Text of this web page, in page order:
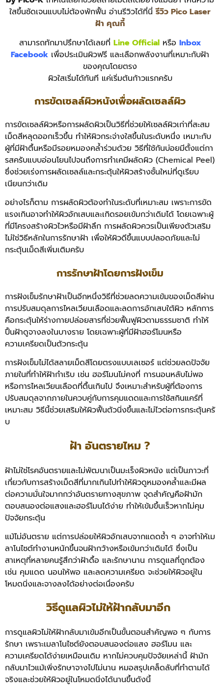
ใสขึ้นชัดเจนแบบไม่ต้องพักฟื้น อ่านรีวิวได้ที่นี่รีวิว Pico Laser
ฝ้า คุณกี้
สามารถทักมาปรึกษาได้เลยที่ Line Officialหรือ Inbox
Facebook เพื่อประเมินผิวฟรี และเลือกพลังงานที่เหมาะกับฝ้า
ของคุณโดยตรง
ผิวใสเริ่มได้ทันที แค่เริ่มต้นก้าวแรกครับ
การขัดเซลล์ผิวหนังเพื่อผลัดเซลล์ผิว
การขัดเซลล์ผิวหรือการผลัดผิวเป็นวิธีที่ช่วยให้เซลล์ผิวเก่าที่สะสม
เม็ดสีหลุดออกเร็วขึ้น ทำให้ผิวกระจ่างใสขึ้นในระดับหนึ่ง เหมาะกับ
ผู้ที่มีฝ้าตื้นหรือมีรอยหมองคล้ำร่วมด้วย วิธีที่ใช้กันบ่อยมีตั้งแต่กา
รสครับแบบอ่อนโยนไปจนถึงการทำเคมีผลัดผิว (Chemical Peel)
ซึ่งช่วยเร่งการผลัดเซลล์และกระตุ้นให้ผิวสร้างชั้นใหม่ที่ดูเรียบ
เนียนกว่าเดิม
อย่างไรก็ตาม การผลัดผิวต้องทำในระดับที่เหมาะสม เพราะการขัด
แรงเกินอาจทำให้ผิวอักเสบและเกิดรอยเข้มกว่าเดิมได้ โดยเฉพาะผู้
ที่มีโครงสร้างผิวไวหรือมีฝ้าลึก การผลัดผิวควรเป็นเพียงตัวเสริม
ไม่ใช่วิธีหลักในการรักษาฝ้า เพื่อให้ผิวดีขึ้นแบบปลอดภัยและไม่
กระตุ้นเม็ดสีเพิ่มเติมครับ
การรักษาฝ้าโดยการฝังเข็ม
การฝังเข็มรักษาฝ้าเป็นอีกหนึ่งวิธีที่ช่วยลดความเข้มของเม็ดสีผ่าน
การปรับสมดุลการไหลเวียนเลือดและลดการอักเสบใต้ผิว หลักการ
คือกระตุ้นให้ร่างกายปล่อยสารที่ช่วยฟื้นฟูผิวตามธรรมชาติ ทำให้
ปื้นฝ้าดูจางลงในบางราย โดยเฉพาะผู้ที่มีฝ้าฮอร์โมนหรือ
ความเครียดเป็นตัวกระตุ้น
การฝังเข็มไม่ได้สลายเม็ดสีโดยตรงแบบเลเซอร์ แต่ช่วยลดปัจจัย
ภายในที่ทำให้ฝ้ากำเริบ เช่น ฮอร์โมนไม่คงที่ การนอนหลับไม่พอ
หรือการไหลเวียนเลือดที่ตื้นเกินไป จึงเหมาะสำหรับผู้ที่ต้องการ
ปรับสมดุลจากภายในควบคู่กับการคุมแดดและการใช้สกินแคร์ที่
เหมาะสม วิธีนี้ช่วยเสริมให้ผิวฟื้นตัวนิ่งขึ้นและไม่ไวต่อการกระตุ้นครั
บ
ฝ้า อันตรายไหม ?
ฝ้าไม่ใช่โรคอันตรายและไม่พัฒนาเป็นมะเร็งผิวหนัง แต่เป็นภาวะที่
เกี่ยวกับการสร้างเม็ดสีที่มากเกินไปทำให้ผิวดูหมองคล้ำและมีผล
ต่อความมั่นใจมากกว่าอันตรายทางสุขภาพ จุดสำคัญคือฝ้ามัก
ตอบสนองต่อแสงและฮอร์โมนได้ง่าย ทำให้เข้มขึ้นเร็วหากไม่คุม
ปัจจัยกระตุ้น
แม้ไม่อันตราย แต่การปล่อยให้ผิวอักเสบจากแดดซ้ำ ๆ อาจทำให้เม
ลาโนไซต์ทำงานหนักขึ้นจนฝ้ากว้างหรือเข้มกว่าเดิมได้ ซึ่งเป็น
สาเหตุที่หลายคนรู้สึกว่าฝ้าดื้อ และรักษานาน การดูแลที่ถูกต้อง
เช่น คุมแดด นอนให้พอ และลดความเครียด จะช่วยให้ผิวอยู่ใน
โหมดนิ่งและจางลงได้อย่างต่อเนื่องครับ
วิธีดูแลผิวไม่ให้ฝ้ากลับมาอีก
การดูแลผิวไม่ให้ฝ้ากลับมาเข้มอีกเป็นขั้นตอนสำคัญพอ ๆ กับการ
รักษา เพราะเมลาโนไซต์ยังตอบสนองต่อแสง ฮอร์โมน และ
ความเครียดได้ง่ายเหมือนเดิม หากไม่ควบคุมปัจจัยเหล่านี้ ฝ้ามัก
กลับมาไวแม้เพิ่งรักษาจางไปไม่นาน หมอสรุปเคล็ดลับที่ทำตามได้
จริงและช่วยให้ผิวอยู่ในโหมดนิ่งได้นานขึ้นดังนี้